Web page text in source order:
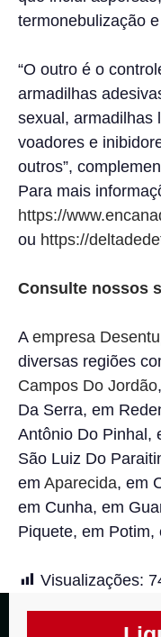
termonebulização
“O outro é o
armadilhas
sexual, armadilhas
voadores e
outros”,
Para mais
https://
ou https://
Consulte nossos
A empresa
diversas regiões
Campos Do Jordão
Da Serra, em
Antônio Do Pinhal,
São Luiz Do
em Aparecida, em
em Cunha, em
Piquete, em Potim,
Visualizações: